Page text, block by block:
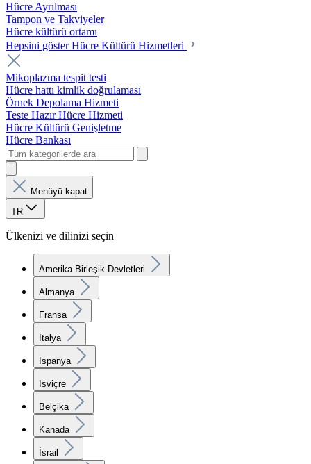
Hücre Ayrılması
Tampon ve Takviyeler
Hücre kültürü ortamı
Hepsini göster Hücre Kültürü Hizmetleri
Mikoplazma tespit testi
Hücre hattı kimlik doğrulaması
Örnek Depolama Hizmeti
Teste Hazır Hücre Hizmeti
Hücre Kültürü Genişletme
Hücre Bankası
Menüyü kapat
TR
Ülkenizi ve dilinizi seçin
Amerika Birleşik Devletleri
Almanya
Fransa
İtalya
İspanya
İsviçre
Belçika
Kanada
İsrail